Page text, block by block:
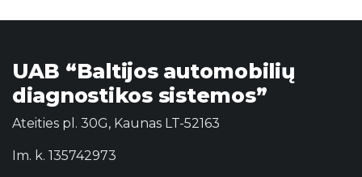
UAB “Baltijos automobilių
diagnostikos sistemos”
Ateities pl. 30G, Kaunas LT-52163
Im. k. 135742973